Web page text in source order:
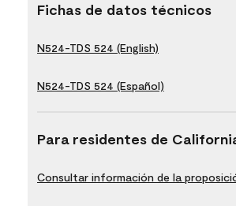
Fichas de datos técnicos
N524-TDS 524 (English)
N524-TDS 524 (Español)
Para residentes de
Consultar información de la